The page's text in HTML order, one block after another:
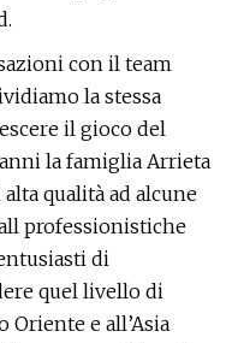
con il team
la stessa
il gioco del
la famiglia Arrieta
qualità ad alcune
professionistiche
di
quel livello di
Oriente e all’Asia